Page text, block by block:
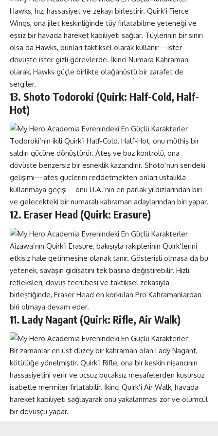
Hawks, hız, hassasiyet ve zekayı birleştirir. Quirk’i Fierce
Wings, ona jilet keskinliğinde tüy fırlatabilme yeteneği ve
eşsiz bir havada hareket kabiliyeti sağlar. Tüylerinin bir sınırı
olsa da Hawks, bunları taktiksel olarak kullanır—ister
dövüşte ister gizli görevlerde. İkinci Numara Kahraman
olarak, Hawks güçle birlikte olağanüstü bir zarafet de
sergiler.
13. Shoto Todoroki (Quirk: Half-Cold, Half-
Hot)
Todoroki’nin ikili Quirk’i Half-Cold, Half-Hot, onu müthiş bir
saldırı gücüne dönüştürür. Ateş ve buz kontrolü, ona
dövüşte benzersiz bir esneklik kazandırır. Shoto’nun serideki
gelişimi—ateş güçlerini reddetmekten onları ustalıkla
kullanmaya geçişi—onu U.A.’nın en parlak yıldızlarından biri
ve gelecekteki bir numaralı kahraman adaylarından biri yapar.
12. Eraser Head (Quirk: Erasure)
Aizawa’nın Quirk’i Erasure, bakışıyla rakiplerinin Quirk’lerini
etkisiz hale getirmesine olanak tanır. Gösterişli olmasa da bu
yetenek, savaşın gidişatını tek başına değiştirebilir. Hızlı
refleksleri, dövüş tecrübesi ve taktiksel zekasıyla
birleştiğinde, Eraser Head en korkulan Pro Kahramanlardan
biri olmaya devam eder.
11. Lady Nagant (Quirk: Rifle, Air Walk)
Bir zamanlar en üst düzey bir kahraman olan Lady Nagant,
kötülüğe yönelmiştir. Quirk’i Rifle, ona bir keskin nişancının
hassasiyetini verir ve uçsuz bucaksız mesafelerden kusursuz
isabetle mermiler fırlatabilir. İkinci Quirk’i Air Walk, havada
hareket kabiliyeti sağlayarak onu yakalanması zor ve ölümcül
bir dövüşçü yapar.